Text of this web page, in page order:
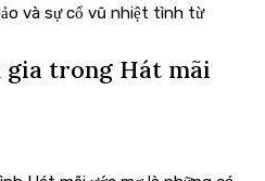
và sự cổ vũ nhiệt tình từ
gia trong Hát mãi